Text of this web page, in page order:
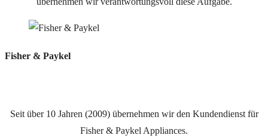
Fisher & Paykel
Seit über 10 Jahren (2009) übernehmen wir den Kundendienst für
Fisher & Paykel Appliances.